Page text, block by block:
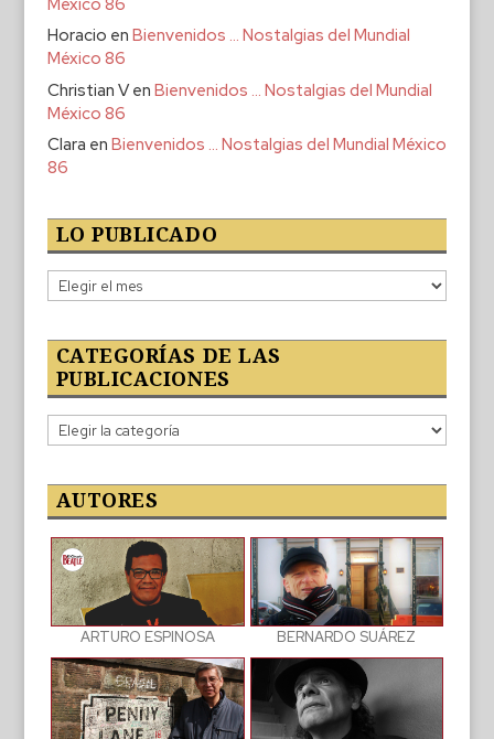
Horacio en Bienvenidos … Nostalgias del Mundial
México 86
Christian Ven Bienvenidos … Nostalgias del Mundial
México 86
Clara en Bienvenidos … Nostalgias del Mundial México
86
LO PUBLICADO
Lo
publicado
CATEGORÍAS DE LAS
PUBLICACIONES
Categorías
de
publicaciones
AUTORES
ARTURO ESPINOSA BERNARDO SUÁREZ